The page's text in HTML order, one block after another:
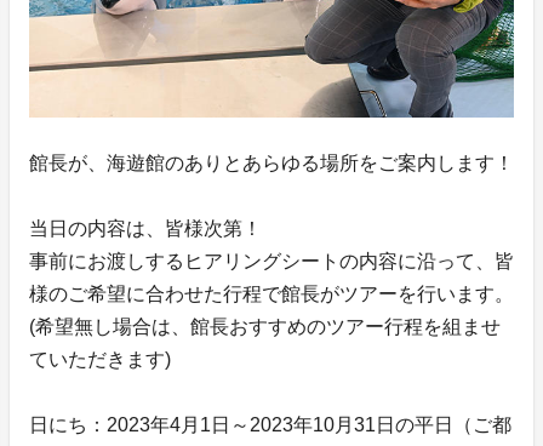
館長が、海遊館のありとあらゆる場所をご案内します！
当日の内容は、皆様次第！
事前にお渡しするヒアリングシートの内容に沿って、皆
様のご希望に合わせた行程で館長がツアーを行います。
(希望無し場合は、館長おすすめのツアー行程を組ませ
ていただきます)
日にち：2023年4月1日～2023年10月31日の平日（ご都